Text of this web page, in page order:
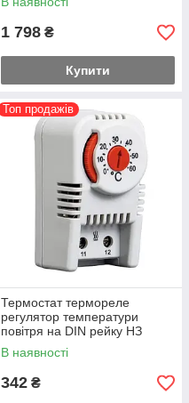
1 798 ₴
Купити
Топ продажів
Термостат термореле
регулятор температури
повітря на DIN рейку НЗ
контакт
В наявності
342 ₴